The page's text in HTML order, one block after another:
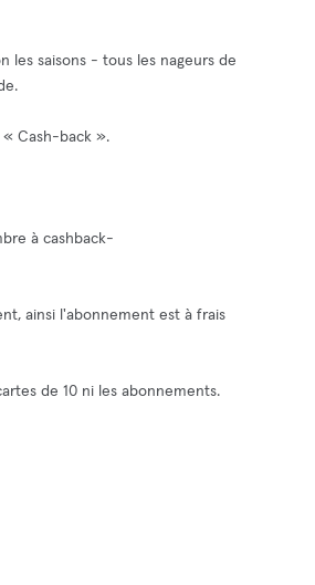
les saisons - tous les nageurs de
« Cash-back ».
à cashback-
ainsi l'abonnement est à frais
de 10 ni les abonnements.